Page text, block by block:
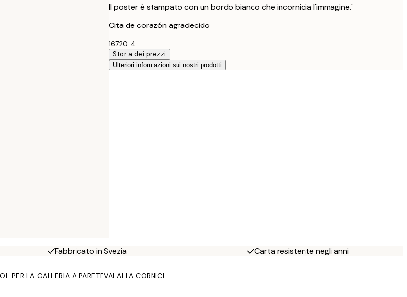
Il poster è stampato con un bordo bianco che incornicia l'immagine.'
Cita de corazón agradecido
16720-4
Storia dei prezzi
Ulteriori informazioni sui nostri prodotti
Fabbricato in Svezia Carta resistente negli anni
PER LA GALLERIA A PARETEVAI ALLA CORNICI